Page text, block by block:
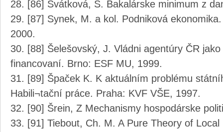
[86] Svátková, S. Bakalárske minimum z
[87] Synek, M. a kol. Podniková
2000.
[88] Šelešovský, J. Vládni agentúry ČR
financovaní. Brno: ESF MU, 1999.
[89] Špaček K. K aktuálním problému
Habili¬tační práce. Praha: KVF VŠE, 1997.
[90] Šrein, Z Mechanismy hospodárske
[91] Tiebout, Ch. M. A Pure Theory of